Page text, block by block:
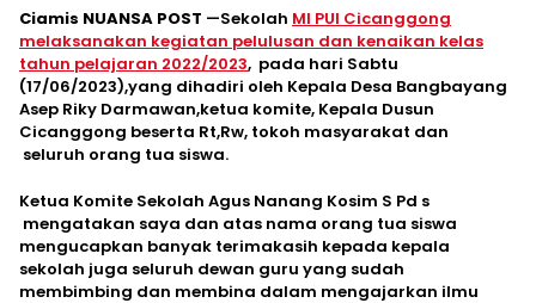
Ciamis NUANSA POST —Sekolah MI PUI Cicanggong
melaksanakan kegiatan pelulusan dan kenaikan kelas
tahun pelajaran 2022/2023, pada hari Sabtu
(17/06/2023),yang dihadiri oleh Kepala Desa Bangbayang
Asep Riky Darmawan,ketua komite, Kepala Dusun
Cicanggong beserta Rt,Rw, tokoh masyarakat dan
seluruh orang tua siswa.
Ketua Komite Sekolah Agus Nanang Kosim S Pd s
mengatakan saya dan atas nama orang tua siswa
mengucapkan banyak terimakasih kepada kepala
sekolah juga seluruh dewan guru yang sudah
membimbing dan membina dalam mengajarkan ilmu